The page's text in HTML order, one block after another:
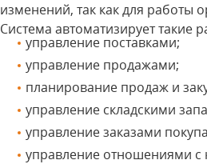
изменений, так как для работы
Система автоматизирует такие
управление поставками;
управление продажами;
планирование продаж и
управление складскими
управление заказами
управление отношениями с